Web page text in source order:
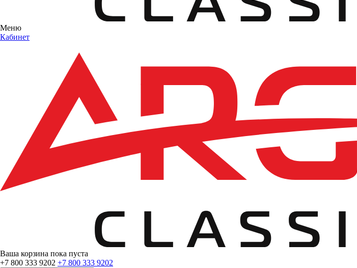
Меню
Кабинет
Ваша корзина пока пуста
+7 800 333 9202 +7 800 333 9202